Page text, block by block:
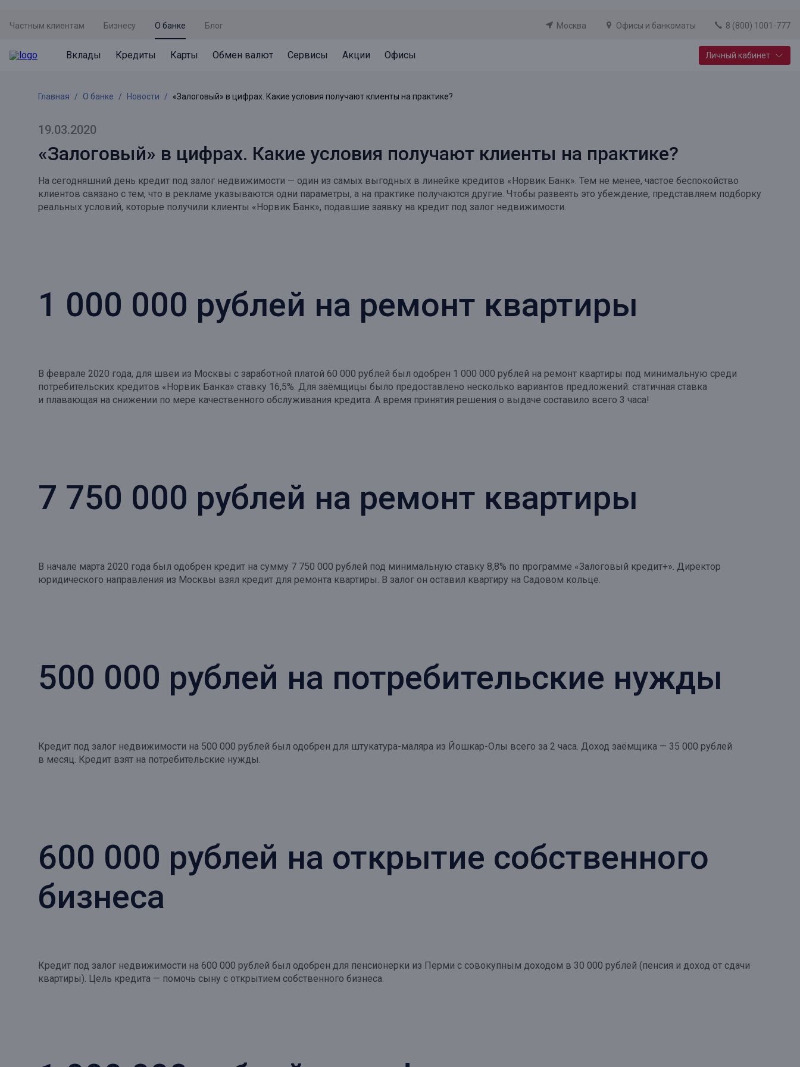
Частным клиентам Бизнесу О банке Блог Москва Офисы и банкоматы 8 (800) 1001-777
Вклады
Не упусти момент
Просто вклад
Накопительный
Отличная стратегия+
Фиксируй доход
Все вклады
Система страхования вкладов
Архив вкладов
Подробнее
Кредиты
Кредит под залог недвижимости
Рефинансирование
Кредит на автомобиль
Потребительский кредит
Привилегии для клиентов
Реструктуризация
Оценка недвижимости
Подбор новой недвижимости
Карты
Дебетовая карта с пакетом услуг
Премиальная карта Mir Supreme
Пенсионная карта
Все карты
Документы
Кешбэк
Обмен валют
Курсы валют
Бронирование валюты
Курсы валют ЦБ
Сервисы
Оплата кредита
Оценка недвижимости
Подбор новой недвижимости
СБПей
Mir Pay
Мобильное приложение
Акции
Акция «Приведи друга»
Акция «Ставка на бизнес»
Офисы Личный кабинет
Главная О банке Новости «Залоговый» в цифрах. Какие условия получают клиенты на практике?
19.03.2020
«Залоговый» в цифрах. Какие условия получают клиенты на практике?
На сегодняшний день кредит под залог недвижимости — один из самых выгодных в линейке кредитов «Норвик Банк». Тем не менее, частое беспокойство
клиентов связано с тем, что в рекламе указываются одни параметры, а на практике получаются другие. Чтобы развеять это убеждение, представляем подборку
реальных условий, которые получили клиенты «Норвик Банк», подавшие заявку на кредит под залог недвижимости.
1 000 000 рублей на ремонт квартиры
В феврале 2020 года, для швеи из Москвы с заработной платой 60 000 рублей был одобрен 1 000 000 рублей на ремонт квартиры под минимальную среди
потребительских кредитов «Норвик Банка» ставку 16,5%. Для заёмщицы было предоставлено несколько вариантов предложений: статичная ставка
и плавающая на снижении по мере качественного обслуживания кредита. А время принятия решения о выдаче составило всего 3 часа!
7 750 000 рублей на ремонт квартиры
В начале марта 2020 года был одобрен кредит на сумму 7 750 000 рублей под минимальную ставку 8,8% по программе «Залоговый кредит+». Директор
юридического направления из Москвы взял кредит для ремонта квартиры. В залог он оставил квартиру на Садовом кольце.
500 000 рублей на потребительские нужды
Кредит под залог недвижимости на 500 000 рублей был одобрен для штукатура-маляра из Йошкар-Олы всего за 2 часа. Доход заёмщика — 35 000 рублей
в месяц. Кредит взят на потребительские нужды.
600 000 рублей на открытие собственного
бизнеса
Кредит под залог недвижимости на 600 000 рублей был одобрен для пенсионерки из Перми с совокупным доходом в 30 000 рублей (пенсия и доход от сдачи
квартиры). Цель кредита — помочь сыну с открытием собственного бизнеса.